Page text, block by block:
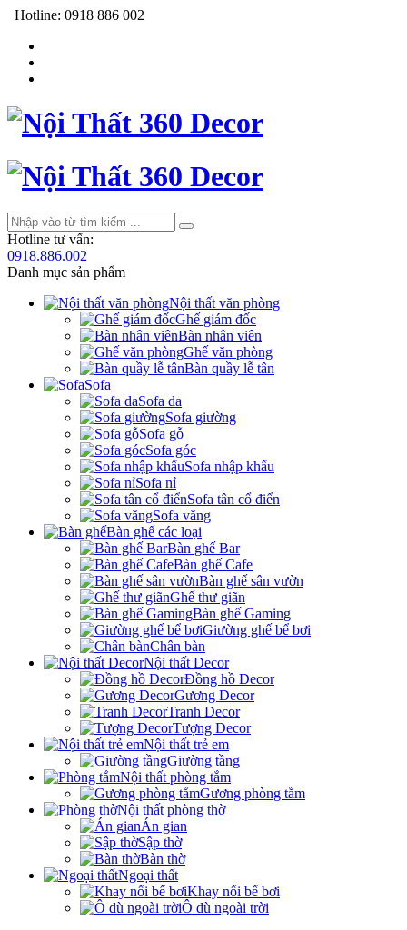
Hotline: 0918 886 002
Hotline tư vấn:
0918.886.002
Danh mục sản phẩm
Nội thất văn phòng
Ghế giám đốc
Bàn nhân viên
Ghế văn phòng
Bàn quầy lễ tân
Sofa
Sofa da
Sofa giường
Sofa gỗ
Sofa góc
Sofa nhập khẩu
Sofa nỉ
Sofa tân cổ điển
Sofa văng
Bàn ghế các loại
Bàn ghế Bar
Bàn ghế Cafe
Bàn ghế sân vườn
Ghế thư giãn
Bàn ghế Gaming
Giường ghế bể bơi
Chân bàn
Nội thất Decor
Đồng hồ Decor
Gương Decor
Tranh Decor
Tượng Decor
Nội thất trẻ em
Giường tầng
Nội thất phòng tắm
Gương phòng tắm
Nội thất phòng thờ
Án gian
Sập thờ
Bàn thờ
Ngoại thất
Khay nổi bể bơi
Ô dù ngoài trời